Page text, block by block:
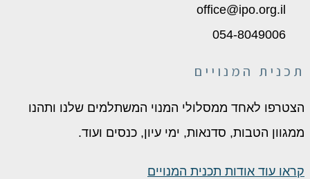
office@ipo.org.il
054-8049006
תכנית המנויים
הצטרפו לאחד ממסלולי המנוי המשתלמים שלנו ותהנו
ממגוון הטבות, סדנאות, ימי עיון, כנסים ועוד.
קראו עוד אודות תכנית המנויים